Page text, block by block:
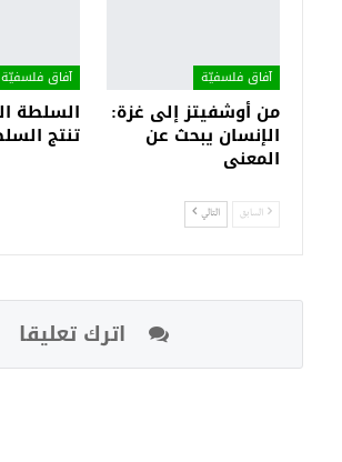
آفاق فلسفيّة‎
من أوشفيتز إلى غزة:
الإنسان يبحث عن
المعنى
آفاق فلسفيّة‎
السلطة
تنتج
السابق التالي
اترك تعليقا